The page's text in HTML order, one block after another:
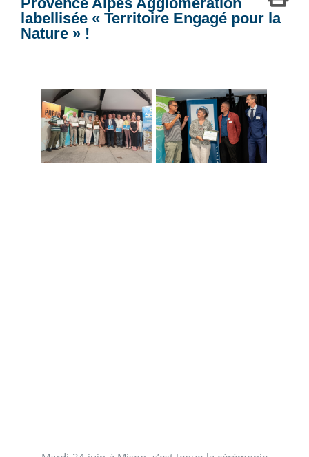
labellisée « Territoire Engagé pour la
Nature » !